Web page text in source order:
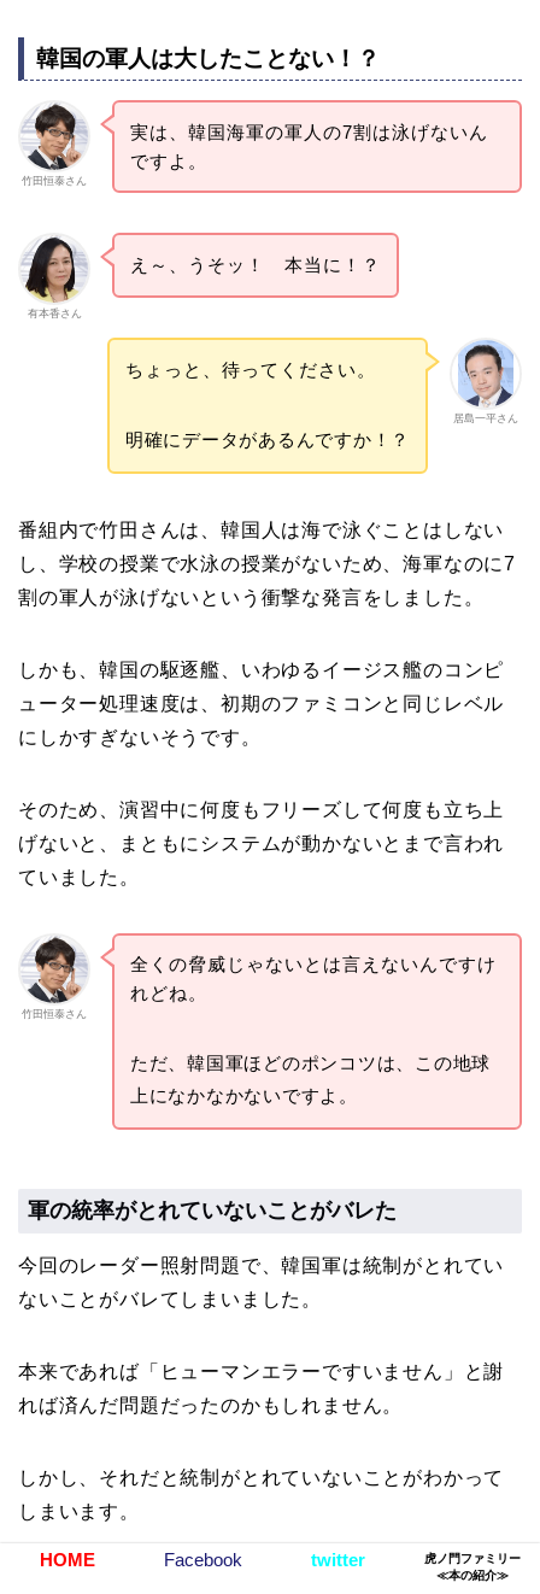
韓国の軍人は大したことない！？
竹田恒泰さん
実は、韓国海軍の軍人の7割は泳げないん
ですよ。
有本香さん
え～、うそッ！ 本当に！？
居島一平さん
ちょっと、待ってください。
明確にデータがあるんですか！？
番組内で竹田さんは、韓国人は海で泳ぐことはしない
し、学校の授業で水泳の授業がないため、海軍なのに7
割の軍人が泳げないという衝撃な発言をしました。
しかも、韓国の駆逐艦、いわゆるイージス艦のコンピ
ューター処理速度は、初期のファミコンと同じレベル
にしかすぎないそうです。
そのため、演習中に何度もフリーズして何度も立ち上
げないと、まともにシステムが動かないとまで言われ
ていました。
竹田恒泰さん
全くの脅威じゃないとは言えないんですけ
れどね。
ただ、韓国軍ほどのポンコツは、この地球
上になかなかないですよ。
軍の統率がとれていないことがバレた
今回のレーダー照射問題で、韓国軍は統制がとれてい
ないことがバレてしまいました。
本来であれば「ヒューマンエラーですいません」と謝
れば済んだ問題だったのかもしれません。
しかし、それだと統制がとれていないことがわかって
しまいます。
そのため、韓国政府の立場としては「やっていない」
HOME Facebook twitter
虎ノ門ファミリー
≪本の紹介≫